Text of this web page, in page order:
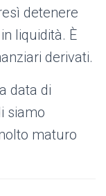
detenere
liquidità. È
derivati.
data di
siamo
maturo